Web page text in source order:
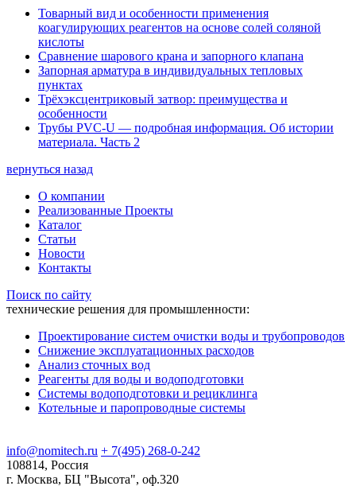
Товарный вид и особенности применения
коагулирующих реагентов на основе солей соляной
кислоты
Сравнение шарового крана и запорного клапана
Запорная арматура в индивидуальных тепловых
пунктах
Трёхэксцентриковый затвор: преимущества и
особенности
Трубы PVC-U — подробная информация. Об истории
материала. Часть 2
вернуться назад
О компании
Реализованные Проекты
Каталог
Статьи
Новости
Контакты
Поиск по сайту
технические решения для промышленности:
Проектирование систем очистки воды и трубопроводов
Снижение эксплуатационных расходов
Анализ сточных вод
Реагенты для воды и водоподготовки
Системы водоподготовки и рециклинга
Котельные и паропроводные системы
info@nomitech.ru + 7(495) 268-0-242
108814, Россия
г. Москва, БЦ "Высота", оф.320